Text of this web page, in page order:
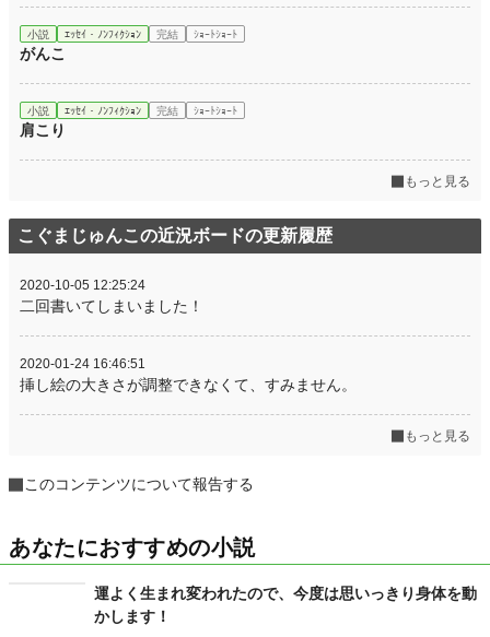
小説 ｴｯｾｲ・ﾉﾝﾌｨｸｼｮﾝ 完結 ｼｮｰﾄｼｮｰﾄ
がんこ
小説 ｴｯｾｲ・ﾉﾝﾌｨｸｼｮﾝ 完結 ｼｮｰﾄｼｮｰﾄ
肩こり
もっと見る
こぐまじゅんこの近況ボードの更新履歴
2020-10-05 12:25:24
二回書いてしまいました！
2020-01-24 16:46:51
挿し絵の大きさが調整できなくて、すみません。
もっと見る
このコンテンツについて報告する
あなたにおすすめの小説
運よく生まれ変われたので、今度は思いっきり身体を動
かします！